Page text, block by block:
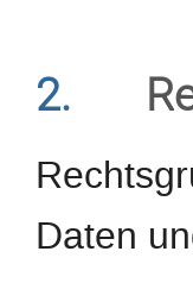
2.
Daten